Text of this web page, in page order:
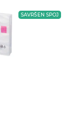
SAVRŠEN SPOJ